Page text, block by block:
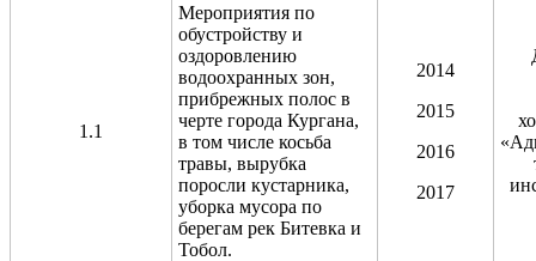
1.1
Мероприятия по
обустройству и
оздоровлению
водоохранных зон,
прибрежных полос в
черте города Кургана,
в том числе косьба
травы, вырубка
поросли кустарника,
уборка мусора по
берегам рек Битевка и
Тобол.
2014
2015
2016
2017